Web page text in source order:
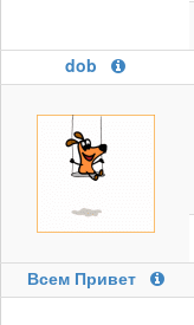
dob
Всем Привет